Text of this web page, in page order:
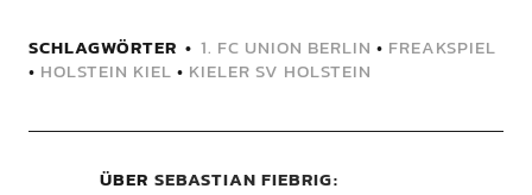
SCHLAGWÖRTER 1. FC UNION BERLIN • FREAKSPIEL
• HOLSTEIN KIEL • KIELER SV HOLSTEIN
ÜBER SEBASTIAN FIEBRIG